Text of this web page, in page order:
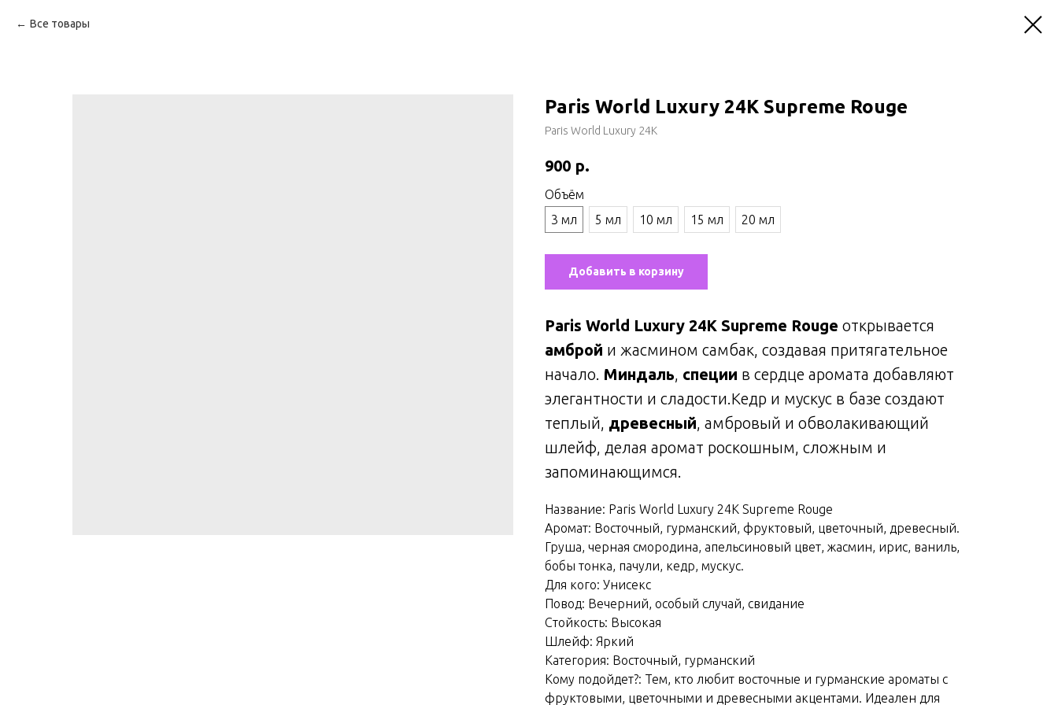
Все товары
Paris World Luxury 24K Supreme Rouge
Paris World Luxury 24K
900 р.
Объём
3 мл
5 мл 10 мл 15 мл 20 мл
Добавить в корзину
Paris World Luxury 24K Supreme Rouge открывается
амброй и жасмином самбак, создавая притягательное
начало. Миндаль, специи в сердце аромата добавляют
элегантности и сладости.Кедр и мускус в базе создают
теплый, древесный, амбровый и обволакивающий
шлейф, делая аромат роскошным, сложным и
запоминающимся.
Название: Paris World Luxury 24K Supreme Rouge
Аромат: Восточный, гурманский, фруктовый, цветочный, древесный.
Груша, черная смородина, апельсиновый цвет, жасмин, ирис, ваниль,
бобы тонка, пачули, кедр, мускус.
Для кого: Унисекс
Повод: Вечерний, особый случай, свидание
Стойкость: Высокая
Шлейф: Яркий
Категория: Восточный, гурманский
Кому подойдет?: Тем, кто любит восточные и гурманские ароматы с
фруктовыми, цветочными и древесными акцентами. Идеален для